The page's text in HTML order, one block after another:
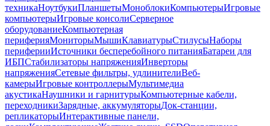
техникаНоутбукиПланшетыМоноблокиКомпьютерыИгровые
компьютерыИгровые консолиСерверное
оборудованиеКомпьютерная
периферияМониторыМышиКлавиатурыСтилусыНаборы
периферииИсточники бесперебойного питанияБатареи для
ИБПСтабилизаторы напряженияИнверторы
напряженияСетевые фильтры, удлинителиВеб-
камерыИгровые контроллерыМультимедиа
акустикаНаушники и гарнитурыКомпьютерные кабели,
переходникиЗарядные, аккумуляторыДок-станции,
репликаторыИнтерактивные панели,